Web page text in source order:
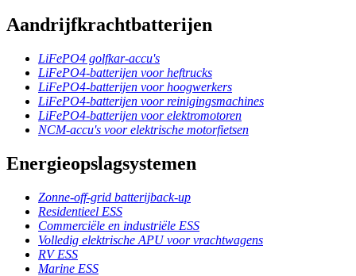
Aandrijfkrachtbatterijen
LiFePO4 golfkar-accu's
LiFePO4-batterijen voor heftrucks
LiFePO4-batterijen voor hoogwerkers
LiFePO4-batterijen voor reinigingsmachines
LiFePO4-batterijen voor elektromotoren
NCM-accu's voor elektrische motorfietsen
Energieopslagsystemen
Zonne-off-grid batterijback-up
Residentieel ESS
Commerciële en industriële ESS
Volledig elektrische APU voor vrachtwagens
RV ESS
Marine ESS